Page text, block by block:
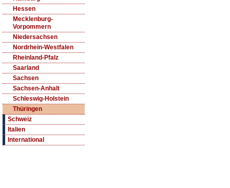
Hessen
Mecklenburg-
Vorpommern
Niedersachsen
Nordrhein-Westfalen
Rheinland-Pfalz
Saarland
Sachsen
Sachsen-Anhalt
Schleswig-Holstein
Thüringen
Schweiz
Italien
International